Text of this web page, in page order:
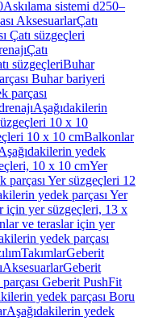
Askılama sistemi d250–
AksesuarlarÇatı
Çatı süzgeçleri
Çatı
süzgeçleriBuhar
Buhar bariyeri
parçası
Aşağıdakilerin
10 x 10
10 x 10 cmBalkonlar
yedek
10 x 10 cmYer
parçası Yer süzgeçleri 12
yedek parçası Yer
için yer süzgeçleri, 13 x
ve teraslar için yer
yedek parçası
TakımlarGeberit
AksesuarlarGeberit
Geberit PushFit
yedek parçası Boru
Aşağıdakilerin yedek